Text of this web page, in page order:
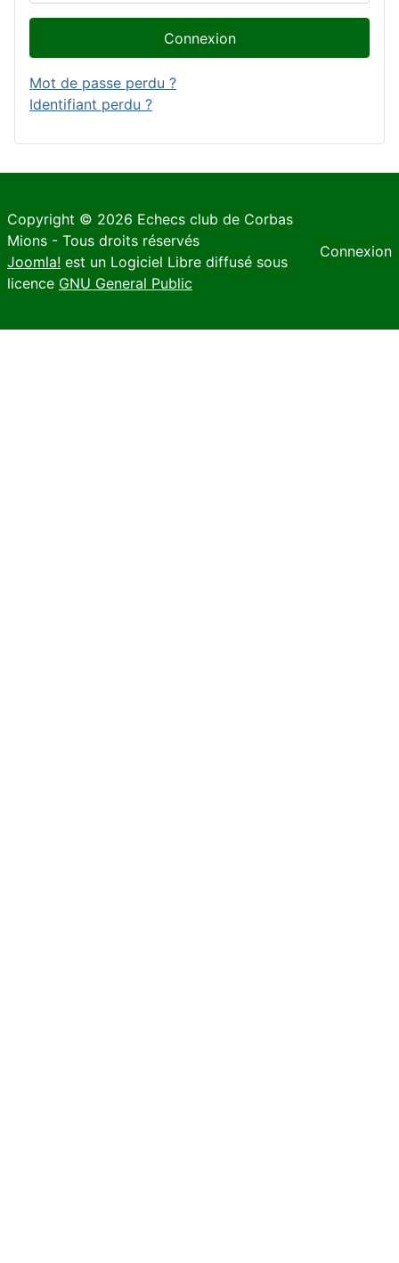
Connexion
Mot de passe perdu ?
Identifiant perdu ?
Copyright © 2026 Echecs club de Corbas
Mions - Tous droits réservés
Joomla! est un Logiciel Libre diffusé sous
licence GNU General Public
Connexion